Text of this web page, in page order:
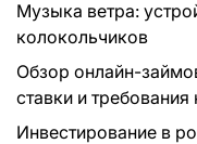
Музыка ветра:
колокольчиков
Обзор онлайн-
ставки и
Инвестирование в